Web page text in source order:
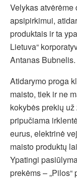
Velykas
apsipirkimui,
produktais ir ta
Lietuva“
Antanas Bubnelis.
Atidarymo proga
maisto, tiek ir ne
kokybės prekių už
pripučiama
eurus, elektrinė
maisto produktų
Ypatingi
prekėms –